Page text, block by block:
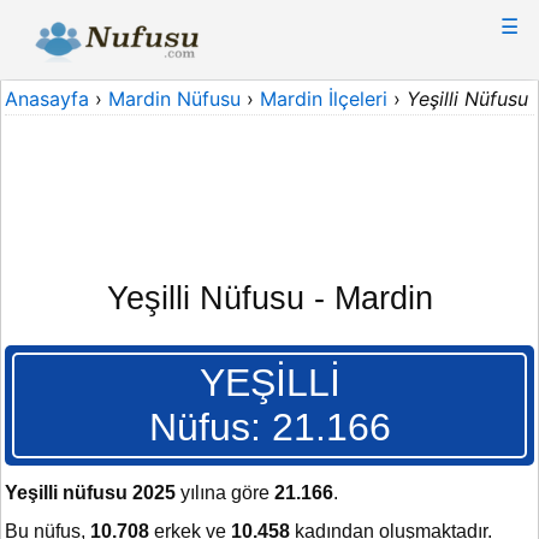
☰
Anasayfa › Mardin Nüfusu › Mardin İlçeleri › Yeşilli Nüfusu
Yeşilli Nüfusu - Mardin
YEŞİLLİ
Nüfus: 21.166
Yeşilli nüfusu 2025 yılına göre 21.166.
Bu nüfus, 10.708 erkek ve 10.458 kadından oluşmaktadır.